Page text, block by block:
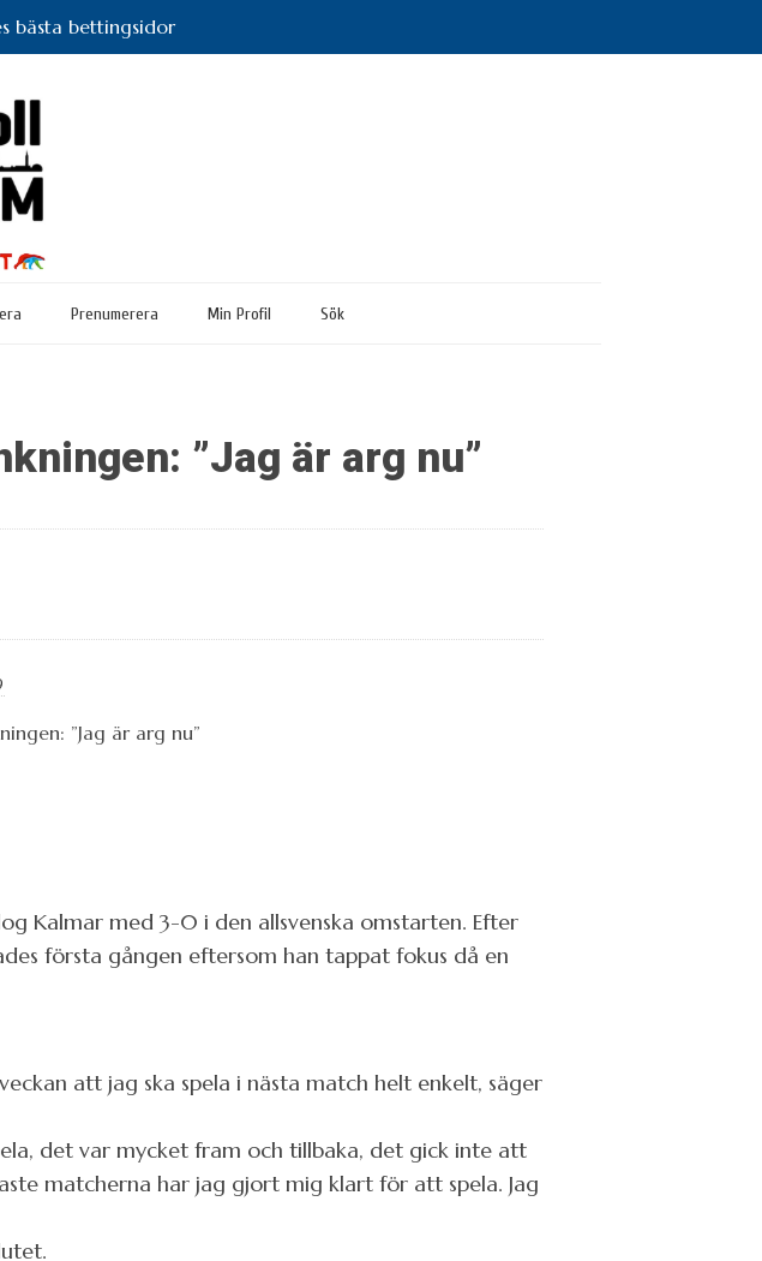
bästa bettingsidor
Prenumerera Min Profil Sök
”Jag är arg nu”
Kalmar med 3-0 i den allsvenska omstarten. Efter
första gången eftersom han tappat fokus då en
att jag ska spela i nästa match helt enkelt, säger
det var mycket fram och tillbaka, det gick inte att
matcherna har jag gjort mig klart för att spela. Jag